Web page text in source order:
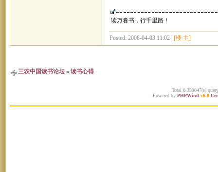
读万卷书，行千里路！
Posted: 2008-04-03 11:02 | [楼 主]
三农中国读书论坛 » 读书心得
Total 0.339047(s)
Powered by PHPWind v6.0